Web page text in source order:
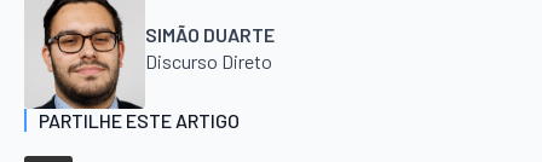
SIMÃO DUARTE
Discurso Direto
PARTILHE ESTE ARTIGO